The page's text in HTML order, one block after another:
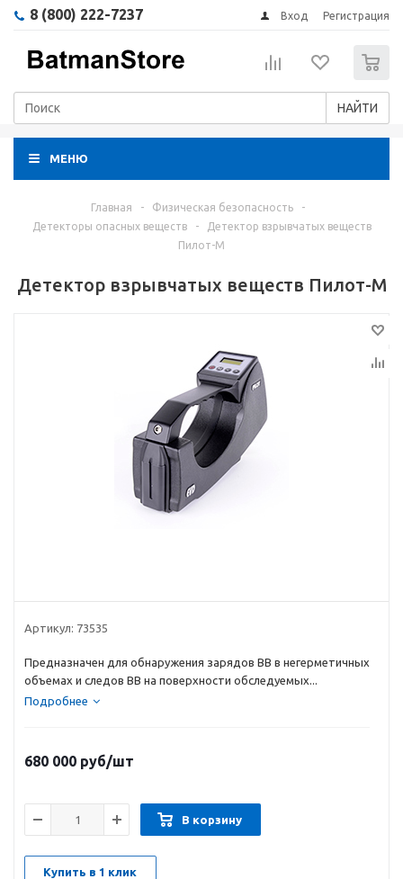
8 (800) 222-7237 Вход Регистрация
НАЙТИ
МЕНЮ
Главная - Физическая безопасность
-
Детекторы опасных веществ
-
Детектор взрывчатых веществ
Пилот-М
Детектор взрывчатых веществ Пилот-М
Артикул: 73535
Предназначен для обнаружения зарядов ВВ в негерметичных
объемах и следов ВВ на поверхности обследуемых...
Подробнее
680 000 руб/шт
В корзину
Купить в 1 клик